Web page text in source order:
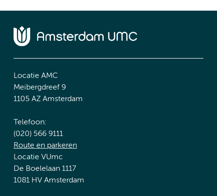
Locatie AMC
Meibergdreef 9
1105 AZ Amsterdam
Telefoon:
(020) 566 9111
Route en parkeren
Locatie VUmc
De Boelelaan 1117
1081 HV Amsterdam